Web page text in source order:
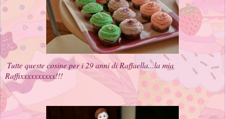
Tutte queste cosine per i 29 anni di Raffaella...la mia
Raffixxxxxxxxxx!!!